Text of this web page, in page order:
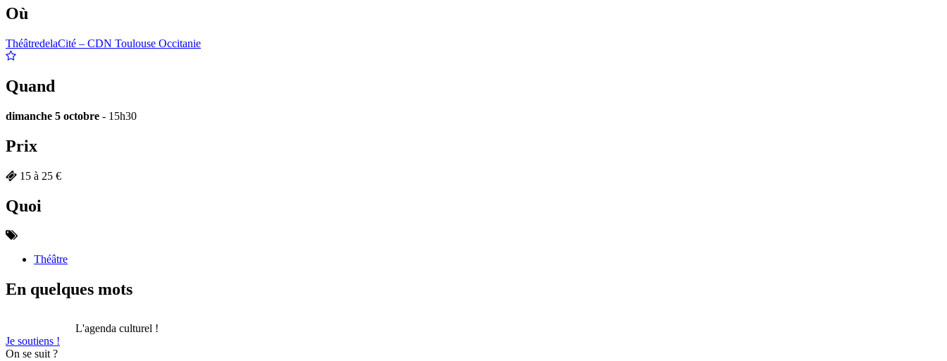
Où
ThéâtredelaCité – CDN Toulouse Occitanie
Quand
dimanche 5 octobre - 15h30
Prix
15 à 25 €
Quoi
Théâtre
En quelques mots
L'agenda culturel !
Je soutiens !
On se suit ?